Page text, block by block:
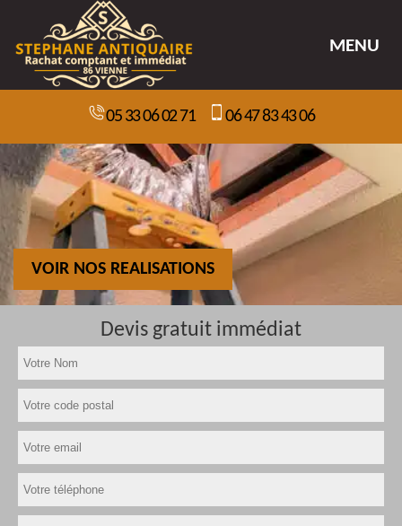
MENU
05 33 06 02 71 06 47 83 43 06
VOIR NOS REALISATIONS
Devis gratuit immédiat